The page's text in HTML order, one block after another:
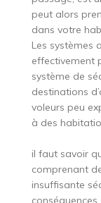
peut alors
dans votre
Les systèmes
effectivement
système de
destinations
voleurs peu
à des
il faut savoir
comprenant
insuffisante